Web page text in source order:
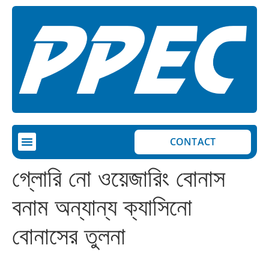
CONTACT
গ্লোরি নো ওয়েজারিং বোনাস
বনাম অন্যান্য ক্যাসিনো
বোনাসের তুলনা